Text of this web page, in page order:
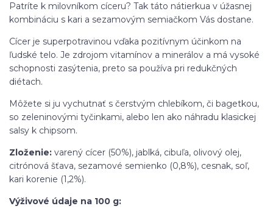
Patríte k milovníkom cíceru? Tak táto nátierkua v úžasnej
kombináciu s kari a sezamovým semiačkom Vás dostane.
Cícer je superpotravinou vďaka pozitívnym účinkom na
ľudské telo. Je zdrojom vitamínov a minerálov a má vysoké
schopnosti zasýtenia, preto sa používa pri redukčných
diétach.
Môžete si ju vychutnať s čerstvým chlebíkom, či bagetkou,
so zeleninovými tyčinkami, alebo len ako náhradu klasickej
salsy k chipsom.
Zloženie: varený cícer (50%), jablká, cibuľa, olivový olej,
citrónová šťava, sezamové semienko (0,8%), cesnak, soľ,
kari korenie (1,2%).
Výživové údaje na 100 g: